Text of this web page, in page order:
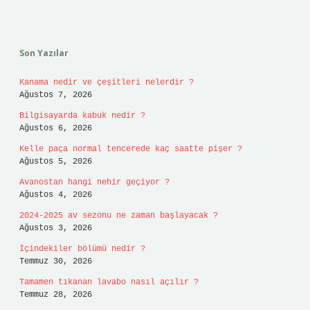
Son Yazılar
Kanama nedir ve çeşitleri nelerdir ?
Ağustos 7, 2026
Bilgisayarda kabuk nedir ?
Ağustos 6, 2026
Kelle paça normal tencerede kaç saatte pişer ?
Ağustos 5, 2026
Avanostan hangi nehir geçiyor ?
Ağustos 4, 2026
2024-2025 av sezonu ne zaman başlayacak ?
Ağustos 3, 2026
İçindekiler bölümü nedir ?
Temmuz 30, 2026
Tamamen tıkanan lavabo nasıl açılır ?
Temmuz 28, 2026